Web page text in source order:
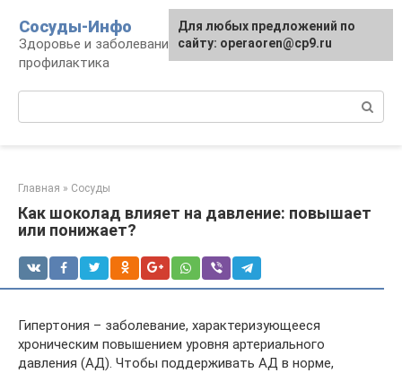
контенту
Сосуды-Инфо
Здоровье и заболевания сосудов и сердца,
профилактика
Главная » Сосуды
Как шоколад влияет на давление: повышает
или понижает?
Гипертония – заболевание, характеризующееся
хроническим повышением уровня артериального
давления (АД). Чтобы поддерживать АД в норме,
Для любых предложений по
сайту: operaoren@cp9.ru